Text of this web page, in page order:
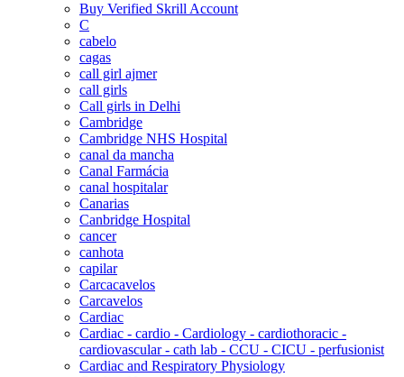
Buy Verified Skrill Account
C
cabelo
cagas
call girl ajmer
call girls
Call girls in Delhi
Cambridge
Cambridge NHS Hospital
canal da mancha
Canal Farmácia
canal hospitalar
Canarias
Canbridge Hospital
cancer
canhota
capilar
Carcacavelos
Carcavelos
Cardiac
Cardiac - cardio - Cardiology - cardiothoracic -
cardiovascular - cath lab - CCU - CICU - perfusionist
Cardiac and Respiratory Physiology